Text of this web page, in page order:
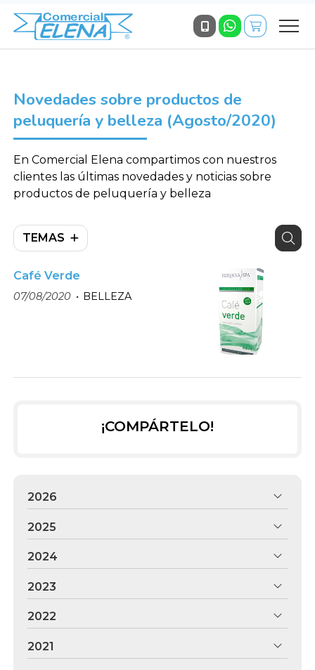
Novedades sobre productos de
peluquería y belleza (Agosto/2020)
En Comercial Elena compartimos con nuestros
clientes las últimas novedades y noticias sobre
productos de peluquería y belleza
TEMAS
Café Verde
07/08/2020 BELLEZA
¡COMPÁRTELO!
2026
2025
2024
2023
2022
2021